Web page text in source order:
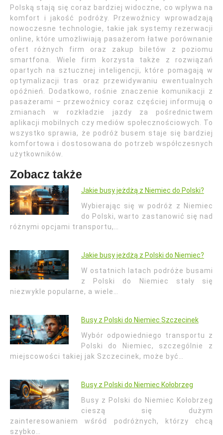
Polską stają się coraz bardziej widoczne, co wpływa na
komfort i jakość podróży. Przewoźnicy wprowadzają
nowoczesne technologie, takie jak systemy rezerwacji
online, które umożliwiają pasażerom łatwe porównanie
ofert różnych firm oraz zakup biletów z poziomu
smartfona. Wiele firm korzysta także z rozwiązań
opartych na sztucznej inteligencji, które pomagają w
optymalizacji tras oraz przewidywaniu ewentualnych
opóźnień. Dodatkowo, rośnie znaczenie komunikacji z
pasażerami – przewoźnicy coraz częściej informują o
zmianach w rozkładzie jazdy za pośrednictwem
aplikacji mobilnych czy mediów społecznościowych. To
wszystko sprawia, że podróż busem staje się bardziej
komfortowa i dostosowana do potrzeb współczesnych
użytkowników.
Zobacz także
Jakie busy jeżdżą z Niemiec do Polski?
Wybierając się w podróż z Niemiec
do Polski, warto zastanowić się nad
różnymi opcjami transportu,…
Jakie busy jeżdżą z Polski do Niemiec?
W ostatnich latach podróże busami
z Polski do Niemiec stały się
niezwykle popularne, a wiele…
Busy z Polski do Niemiec Szczecinek
Wybór odpowiedniego transportu z
Polski do Niemiec, szczególnie z
miejscowości takiej jak Szczecinek, może być…
Busy z Polski do Niemiec Kołobrzeg
Busy z Polski do Niemiec Kołobrzeg
cieszą się dużym
zainteresowaniem wśród podróżnych, którzy chcą
szybko…